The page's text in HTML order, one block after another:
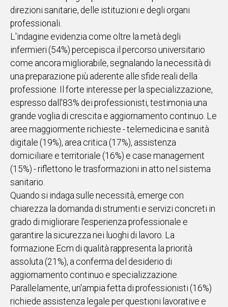
direzioni sanitarie, delle istituzioni e degli organi
professionali.
L'indagine evidenzia come oltre la metà degli
infermieri (54%) percepisca il percorso universitario
come ancora migliorabile, segnalando la necessità di
una preparazione più aderente alle sfide reali della
professione. Il forte interesse per la specializzazione,
espresso dall'83% dei professionisti, testimonia una
grande voglia di crescita e aggiornamento continuo. Le
aree maggiormente richieste - telemedicina e sanità
digitale (19%), area critica (17%), assistenza
domiciliare e territoriale (16%) e case management
(15%) - riflettono le trasformazioni in atto nel sistema
sanitario.
Quando si indaga sulle necessità, emerge con
chiarezza la domanda di strumenti e servizi concreti in
grado di migliorare l'esperienza professionale e
garantire la sicurezza nei luoghi di lavoro. La
formazione Ecm di qualità rappresenta la priorità
assoluta (21%), a conferma del desiderio di
aggiornamento continuo e specializzazione.
Parallelamente, un'ampia fetta di professionisti (16%)
richiede assistenza legale per questioni lavorative e